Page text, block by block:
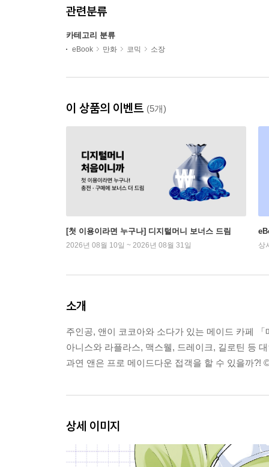
관련분류
카테고리 분류
eBook 만화 코믹 소장
이 상품의 이벤트 (5개)
[첫 이용이라면 누구나] 디지털머니 보너스 드림
2026년 08월 10일 ~ 2026년 08월 31일 상
소개
주인공, 앤이 코코아와 소다가 있는 메이드 카페
아니스와 라플라스, 맥스웰, 드레이크, 길로틴 등
과연 앤은 프로 메이드다운 접객을 할 수 있을까
상세 이미지